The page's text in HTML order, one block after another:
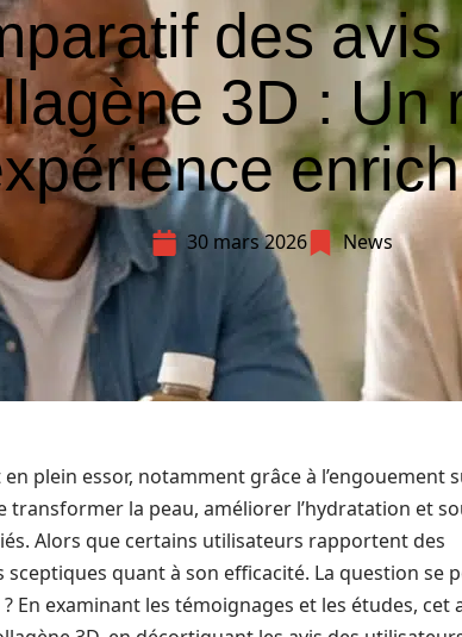
des avis
3D : Un
30 mars 2026 News
plein essor, notamment grâce à l’engouement
transformer la peau, améliorer l’hydratation et
Alors que certains utilisateurs rapportent des
quant à son efficacité. La question se
En examinant les témoignages et les études, cet